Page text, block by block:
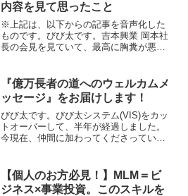
内容を見て思ったこと
※上記は、以下からの記事を音声化した
ものです。びび太です。吉本興業 岡本社
長の会見を見ていて、最高に胸糞が悪く
痴をブチ撒いている人達ばかりのように
思いましたので、私...
『億万長者の道へのウェルカムメ
ッセージ』をお届けします！
びび太です。びび太システム(VIS)をカッ
トオーバーして、半年が経過しました。
今現在、仲間に加わってくださっている
完全に独立した人）は、私を含めて４名
となりました。リ...
【個人のお方必見！】MLM＝ビ
ジネス×事業投資。このスキルを